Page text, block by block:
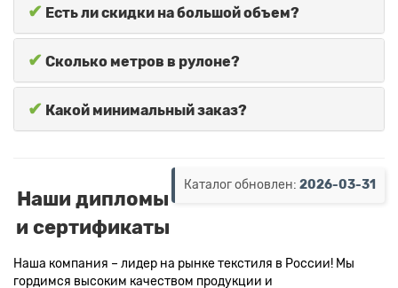
✔ Есть ли скидки на большой объем?
✔ Сколько метров в рулоне?
✔ Какой минимальный заказ?
Каталог обновлен: 2026-03-31
Наши дипломы
и сертификаты
Наша компания – лидер на рынке текстиля в России! Мы
гордимся высоким качеством продукции и